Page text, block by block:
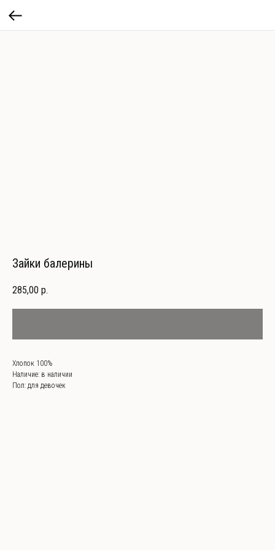
Зайки балерины
285,00 р.
Хлопок 100%
Наличие: в наличии
Пол: для девочек